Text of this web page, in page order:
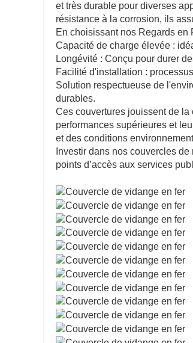
et très durable pour diverses
résistance à la corrosion, ils
En choisissant nos Regards en
Capacité de charge élevée :
Longévité : Conçu pour durer
Facilité d'installation :
Solution respectueuse de
durables.
Ces couvertures jouissent de
performances supérieures et
et des conditions
Investir dans nos couvercles
points d’accès aux services